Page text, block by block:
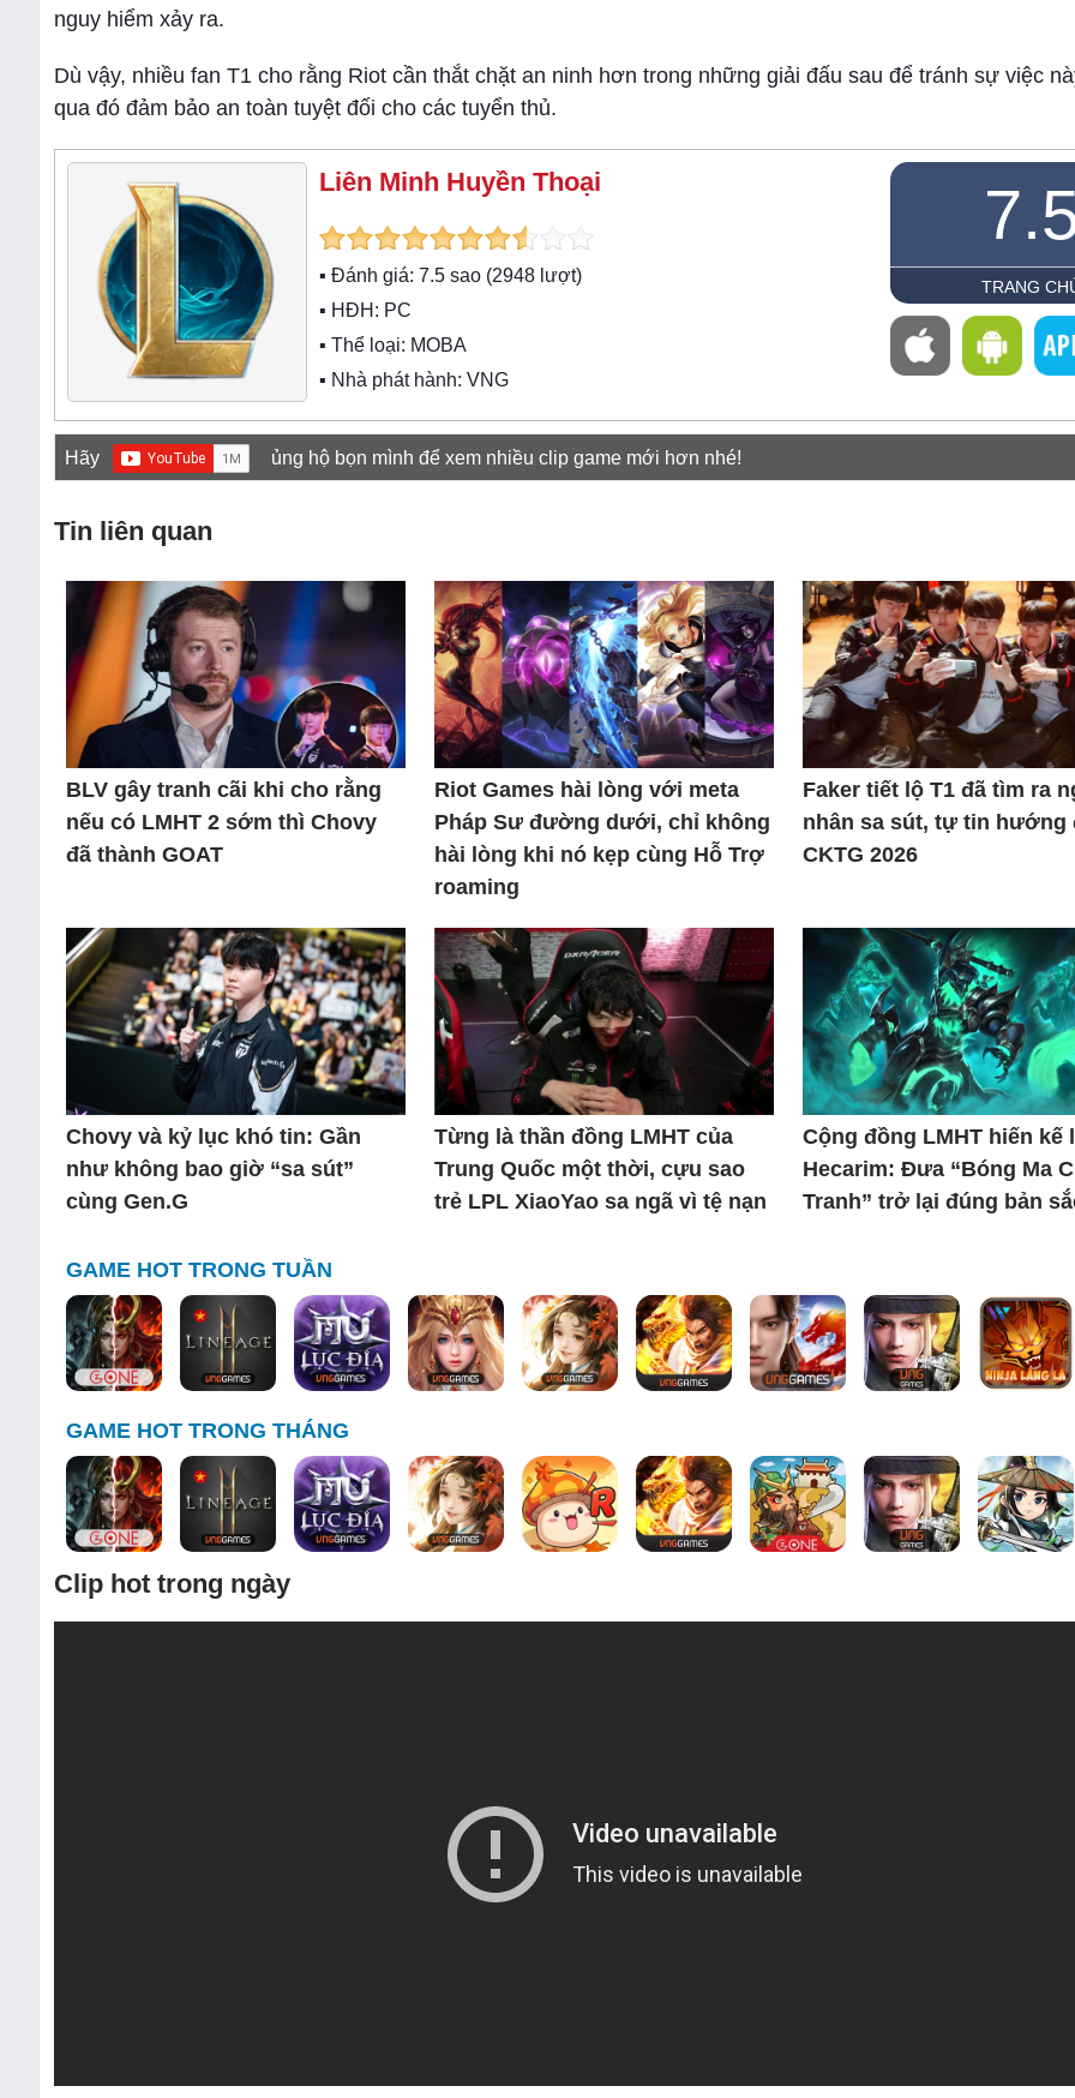
nguy hiểm xảy ra.
Dù vậy, nhiều fan T1 cho rằng Riot cần thắt chặt an ninh hơn trong những giải đấu sau để tránh sự việc
qua đó đảm bảo an toàn tuyệt đối cho các tuyển thủ.
Liên Minh Huyền Thoại
▪ Đánh giá: 7.5 sao (2948 lượt)
▪ HĐH: PC
▪ Thể loại: MOBA
▪ Nhà phát hành: VNG
TRANG
Hãy ủng hộ bọn mình để xem nhiều clip game mới hơn nhé!
Tin liên quan
BLV gây tranh cãi khi cho rằng
nếu có LMHT 2 sớm thì Chovy
đã thành GOAT
Riot Games hài lòng với meta
Pháp Sư đường dưới, chỉ không
hài lòng khi nó kẹp cùng Hỗ Trợ
roaming
Faker tiết lộ T1 đã tìm ra
nhân sa sút, tự tin hướng
CKTG 2026
Chovy và kỷ lục khó tin: Gần
như không bao giờ “sa sút”
cùng Gen.G
Từng là thần đồng LMHT của
Trung Quốc một thời, cựu sao
trẻ LPL XiaoYao sa ngã vì tệ nạn
Cộng đồng LMHT hiến kế
Hecarim: Đưa “Bóng Ma
Tranh” trở lại đúng bản
GAME HOT TRONG TUẦN
GAME HOT TRONG THÁNG
Clip hot trong ngày